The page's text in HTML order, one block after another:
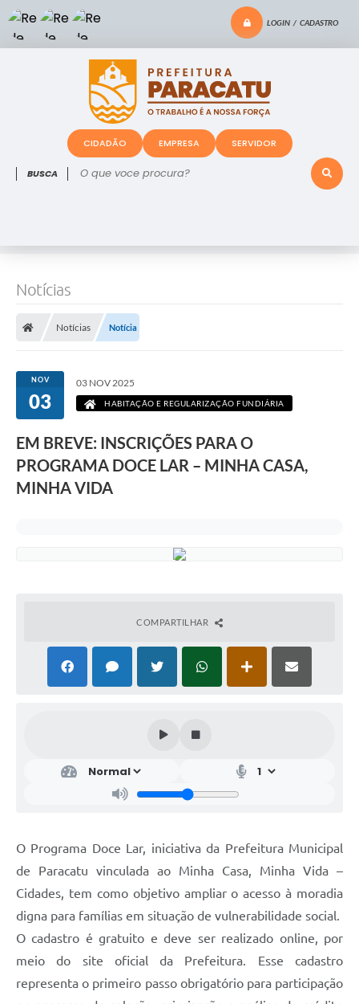
LOGIN / CADASTRO
O que voce procura?
CIDADÃO EMPRESA SERVIDOR
Notícias
Notícias Notícia
NOV
03
03 NOV 2025
HABITAÇÃO E REGULARIZAÇÃO FUNDIÁRIA
EM BREVE: INSCRIÇÕES PARA O
PROGRAMA DOCE LAR – MINHA CASA,
MINHA VIDA
COMPARTILHAR
O Programa Doce Lar, iniciativa da Prefeitura Municipal
de Paracatu vinculada ao Minha Casa, Minha Vida –
Cidades, tem como objetivo ampliar o acesso à moradia
digna para famílias em situação de vulnerabilidade social.
O cadastro é gratuito e deve ser realizado online, por
meio do site oficial da Prefeitura. Esse cadastro
representa o primeiro passo obrigatório para participação